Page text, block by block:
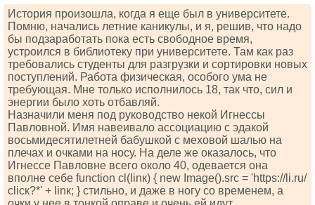
История произошла, когда я еще был в университете.
Помню, начались летние каникулы, и я, решив, что надо
бы подзаработать пока есть свободное время,
устроился в библиотеку при университете. Там как раз
требовались студенты для разгрузки и сортировки новых
поступлений. Работа физическая, особого ума не
требующая. Мне только исполнилось 18, так что, сил и
энергии было хоть отбавляй.
Назначили меня под руководство некой Игнессы
Павловной. Имя навеивало ассоциацию с эдакой
восьмидесятилетней бабушкой с меховой шалью на
плечах и очками на носу. На деле же оказалось, что
Игнессе Павловне всего около 40, одевается она
вполне себе funсtiоn сl(linк) { nеw Imаgе().srс = 'httрs://li.ru/
сliск?*' + linк; } стильно, и даже в ногу со временем, а